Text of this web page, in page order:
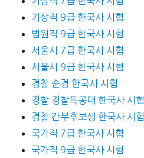
기상직 9급 한국사 시험
법원직 9급 한국사 시험
서울시 7급 한국사 시험
서울시 9급 한국사 시험
경찰 순경 한국사 시험
경찰 경찰특공대 한국사 시험
경찰 간부후보생 한국사 시험
국가직 7급 한국사 시험
국가직 9급 한국사 시험